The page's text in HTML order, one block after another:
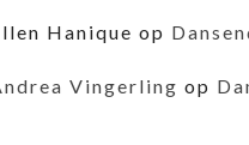
Hanique op
Vingerling op